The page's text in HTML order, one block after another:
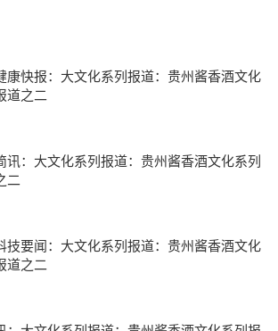
康快报：大文化系列报道：贵州酱香酒文化
道之二
讯：大文化系列报道：贵州酱香酒文化系列
二
技要闻：大文化系列报道：贵州酱香酒文化
道之二